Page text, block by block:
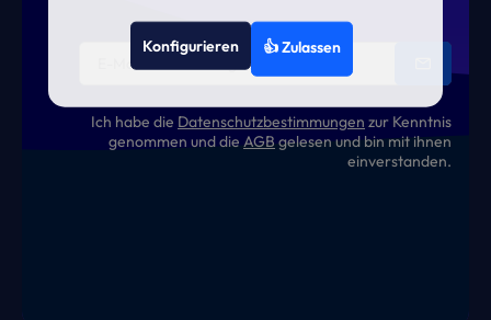
Ich habe die Datenschutzbestimmungen zur Kenntnis
genommen und die AGB gelesen und bin mit ihnen
einverstanden.
Konfigurieren 👍 Zulassen